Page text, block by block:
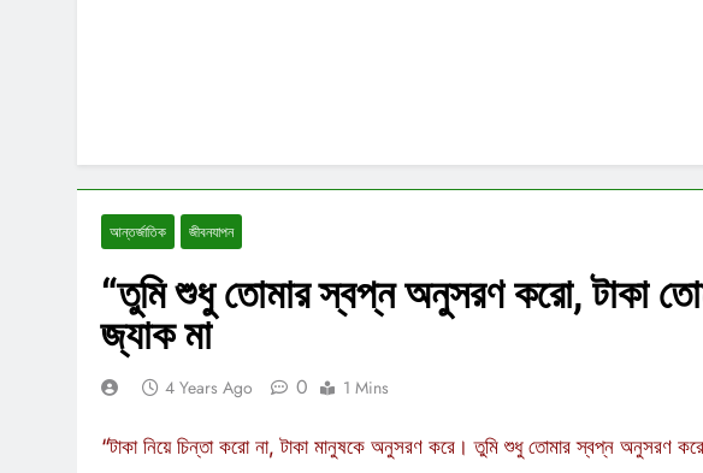
আন্তর্জাতিক জীবনযাপন
“তুমি শুধু তোমার স্বপ্ন অনুসরণ করো, টাকা
জ্যাক মা
4 Years Ago 0 1 Mins
“টাকা নিয়ে চিন্তা করো না, টাকা মানুষকে অনুসরণ করে। তুমি শুধু তোমার স্বপ্ন অনুসরণ